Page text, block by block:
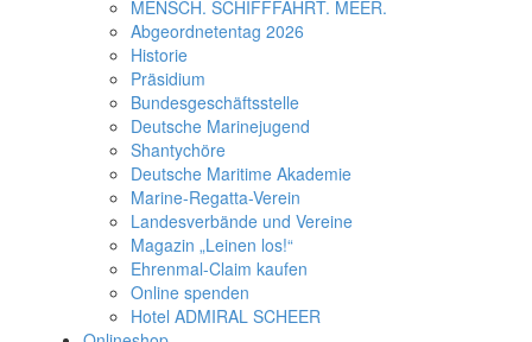
MENSCH. SCHIFFFAHRT. MEER.
Abgeordnetentag 2026
Historie
Präsidium
Bundesgeschäftsstelle
Deutsche Marinejugend
Shantychöre
Deutsche Maritime Akademie
Marine-Regatta-Verein
Landesverbände und Vereine
Magazin „Leinen los!“
Ehrenmal-Claim kaufen
Online spenden
Hotel ADMIRAL SCHEER